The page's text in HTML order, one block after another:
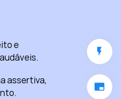
e
assertiva,